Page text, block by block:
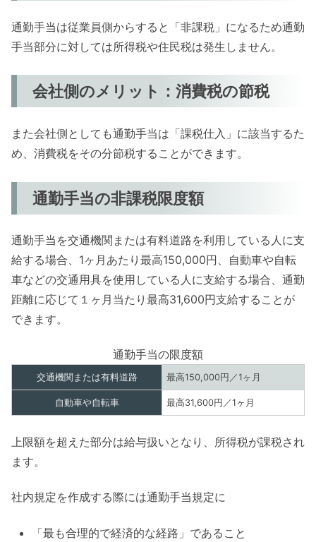
通勤手当は従業員側からすると「非課税」になるため通勤
手当部分に対しては所得税や住民税は発生しません。
会社側のメリット：消費税の節税
また会社側としても通勤手当は「課税仕入」に該当するた
め、消費税をその分節税することができます。
通勤手当の非課税限度額
通勤手当を交通機関または有料道路を利用している人に支
給する場合、1ヶ月あたり最高150,000円、自動車や自転
車などの交通用具を使用している人に支給する場合、通勤
距離に応じて１ヶ月当たり最高31,600円支給することが
できます。
通勤手当の限度額
交通機関または有料道路 最高150,000円／1ヶ月
自動車や自転車 最高31,600円／1ヶ月
上限額を超えた部分は給与扱いとなり、所得税が課税され
ます。
社内規定を作成する際には通勤手当規定に
「最も合理的で経済的な経路」であること